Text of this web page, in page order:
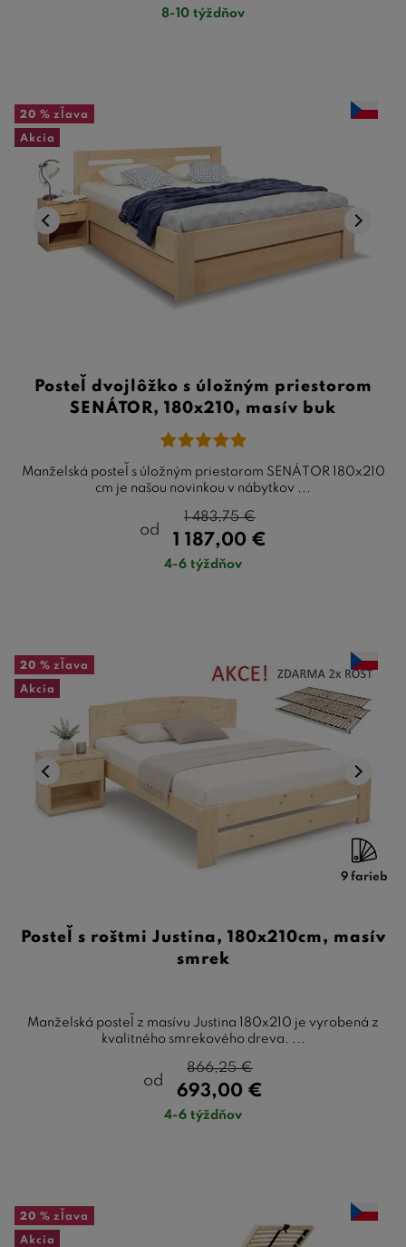
8-10 týždňov
20 % zľava
Akcia
Posteľ dvojlôžko s úložným priestorom
SENÁTOR, 180x210, masív buk
Manželská posteľ s úložným priestorom SENÁTOR 180x210
cm je našou novinkou v nábytkov ...
od
1 187,00 €
1 483,75€
4-6 týždňov
20 % zľava
Akcia
9 farieb
Posteľ s roštmi Justina, 180x210cm, masív
smrek
Manželská posteľ z masívu Justina 180x210 je vyrobená z
kvalitného smrekového dreva. ...
od
693,00 €
866,25€
4-6 týždňov
20 % zľava
Akcia